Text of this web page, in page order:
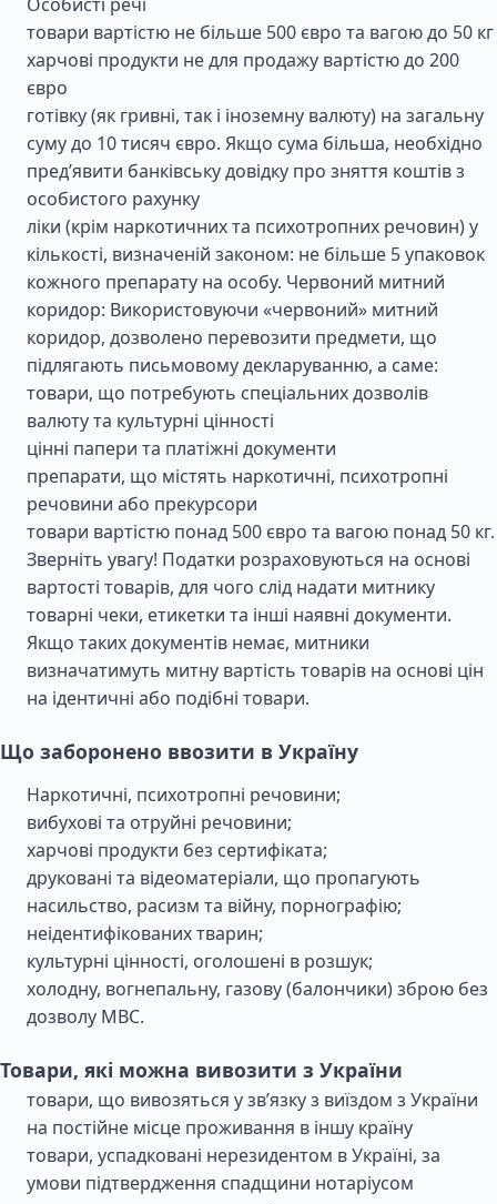
товари вартістю не більше 500 євро та вагою до 50 кг
харчові продукти не для продажу вартістю до 200
євро
готівку (як гривні, так і іноземну валюту) на загальну
суму до 10 тисяч євро. Якщо сума більша, необхідно
пред’явити банківську довідку про зняття коштів з
особистого рахунку
ліки (крім наркотичних та психотропних речовин) у
кількості, визначеній законом: не більше 5 упаковок
кожного препарату на особу. Червоний митний
коридор: Використовуючи «червоний» митний
коридор, дозволено перевозити предмети, що
підлягають письмовому декларуванню, а саме:
товари, що потребують спеціальних дозволів
валюту та культурні цінності
цінні папери та платіжні документи
препарати, що містять наркотичні, психотропні
речовини або прекурсори
товари вартістю понад 500 євро та вагою понад 50 кг.
Зверніть увагу! Податки розраховуються на основі
вартості товарів, для чого слід надати митнику
товарні чеки, етикетки та інші наявні документи.
Якщо таких документів немає, митники
визначатимуть митну вартість товарів на основі цін
на ідентичні або подібні товари.
Що заборонено ввозити в Україну
Наркотичні, психотропні речовини;
вибухові та отруйні речовини;
харчові продукти без сертифіката;
друковані та відеоматеріали, що пропагують
насильство, расизм та війну, порнографію;
неідентифікованих тварин;
культурні цінності, оголошені в розшук;
холодну, вогнепальну, газову (балончики) зброю без
дозволу МВС.
Товари, які можна вивозити з України
товари, що вивозяться у зв’язку з виїздом з України
на постійне місце проживання в іншу країну
товари, успадковані нерезидентом в Україні, за
умови підтвердження спадщини нотаріусом